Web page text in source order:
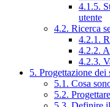
4.1.5.
utente
4.2. Ricerca
4.2.1.
4.2.2.
4.2.3.
5. Progettazione dei
5.1. Cosa
5.2.